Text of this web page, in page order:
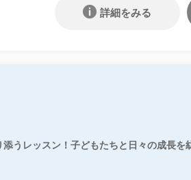
詳細をみる
うレッスン！子どもたちと日々の成長